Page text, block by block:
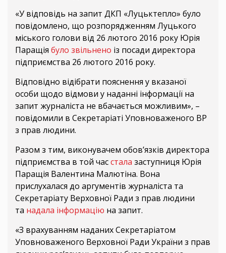
«У відповідь на запит ДКП «Луцьктепло» було
повідомлено, що розпорядженням Луцького
міського голови від 26 лютого 2016 року Юрія
Паращія було звільнено із посади директора
підприємства 26 лютого 2016 року.
Відповідно відібрати пояснення у вказаної
особи щодо відмови у наданні інформації на
запит журналіста не вбачається можливим», –
повідомили в Секретаріаті Уповноваженого ВР
з прав людини.
Разом з тим, виконувачем обов’язків директора
підприємства в той часстала заступниця Юрія
Паращія Валентина Малютіна. Вона
прислухалася до аргументів журналіста та
Секретаріату Верховної Ради з прав людини
та надала інформацію на запит.
«З врахуванням наданих Секретаріатом
Уповноваженого Верховної Ради України з прав